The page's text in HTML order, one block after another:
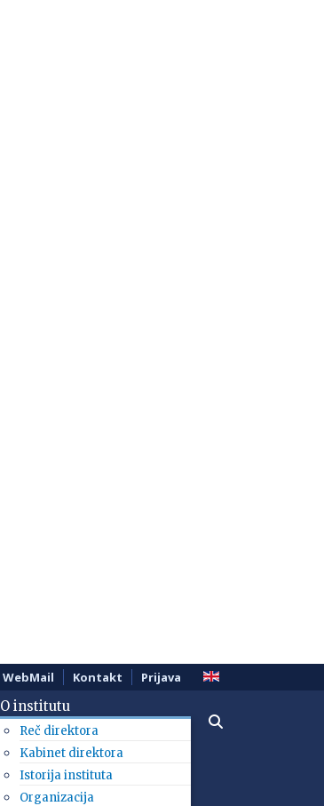
WebMail Kontakt Prijava
O institutu
Reč direktora
Kabinet direktora
Istorija instituta
Organizacija